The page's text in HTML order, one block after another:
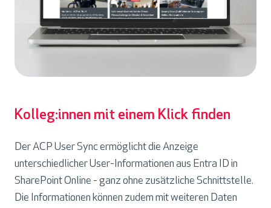
Kolleg:innen mit einem Klick finden
Der ACP User Sync ermöglicht die Anzeige
unterschiedlicher User-Informationen aus Entra ID in
SharePoint Online - ganz ohne zusätzliche Schnittstelle.
Die Informationen können zudem mit weiteren Daten